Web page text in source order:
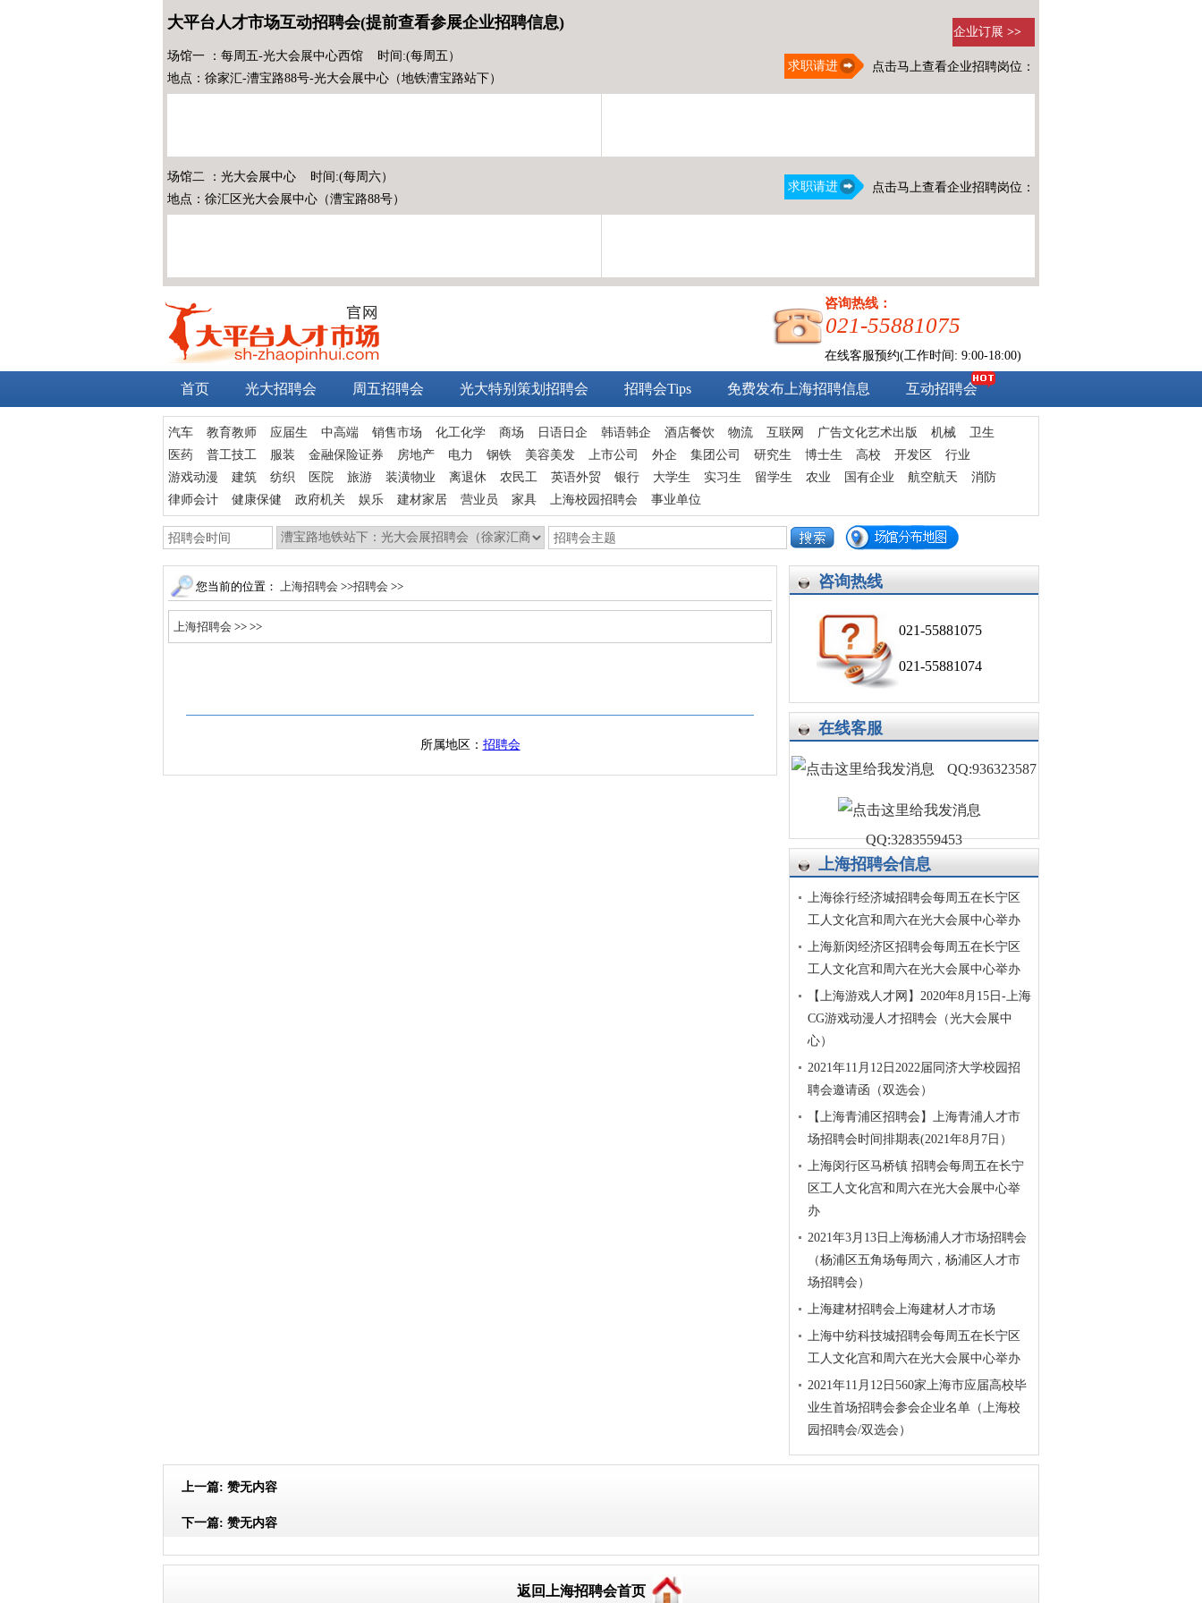
大平台人才市场互动招聘会(提前查看参展企业招聘信息)
点击马上查看企业招聘岗位：
场馆一 ：每周五-光大会展中心西馆 时间:(每周五）
地点：徐家汇-漕宝路88号-光大会展中心（地铁漕宝路站下）
求职请进
点击马上查看企业招聘岗位：
场馆二 ：光大会展中心 时间:(每周六）
地点：徐汇区光大会展中心（漕宝路88号）
求职请进
企业订展 >>
咨询热线：
021-55881075
在线客服预约(工作时间: 9:00-18:00)
首页 光大招聘会 周五招聘会 光大特别策划招聘会 招聘会Tips 免费发布上海招聘信息 互动招聘会
发布求职简历
汽车 教育教师 应届生 中高端 销售市场 化工化学 商场 日语日企 韩语韩企 酒店餐饮 物流 互联网 广告文化艺术出版 机械
卫生
医药
普工技工 服装 金融保险证券 房地产 电力 钢铁 美容美发 上市公司 外企 集团公司 研究生 博士生 高校 开发区
行业
游戏动漫
建筑 纺织 医院 旅游 装潢物业 离退休 农民工 英语外贸 银行 大学生 实习生 留学生 农业 国有企业 航空航天
消防
律师会计
健康保健 政府机关 娱乐 建材家居 营业员 家具 上海校园招聘会 事业单位
咨询热线
021-55881075
021-55881074
在线客服
QQ:936323587
QQ:3283559453
上海招聘会信息
上海徐行经济城招聘会每周五在长宁区
工人文化宫和周六在光大会展中心举办
上海新闵经济区招聘会每周五在长宁区
工人文化宫和周六在光大会展中心举办
【上海游戏人才网】2020年8月15日-上海
CG游戏动漫人才招聘会（光大会展中
心）
2021年11月12日2022届同济大学校园招
聘会邀请函（双选会）
【上海青浦区招聘会】上海青浦人才市
场招聘会时间排期表(2021年8月7日）
上海闵行区马桥镇 招聘会每周五在长宁
区工人文化宫和周六在光大会展中心举
办
2021年3月13日上海杨浦人才市场招聘会
（杨浦区五角场每周六，杨浦区人才市
场招聘会）
上海建材招聘会上海建材人才市场
上海中纺科技城招聘会每周五在长宁区
工人文化宫和周六在光大会展中心举办
2021年11月12日560家上海市应届高校毕
业生首场招聘会参会企业名单（上海校
园招聘会/双选会）
您当前的位置： 上海招聘会 >>招聘会 >>
上海招聘会 >> >>
所属地区： 招聘会
上一篇: 赞无内容
下一篇: 赞无内容
返回上海招聘会首页